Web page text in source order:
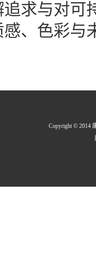
求与对可
、色彩与
Copyright © 2014